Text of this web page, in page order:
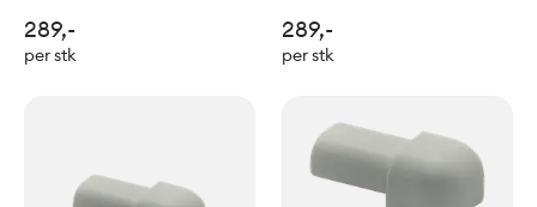
Titanium H:10mm
289,-
per stk
Titanium H:12,5mm
289,-
per stk